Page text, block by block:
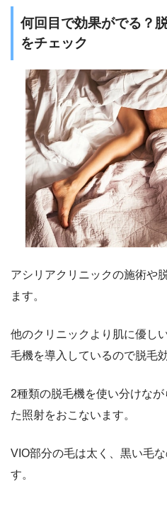
何回目で効果がでる？
をチェック
アシリアクリニックの施術や
ます。
他のクリニックより肌に優し
毛機を導入しているので脱毛
2種類の脱毛機を使い分けな
た照射をおこないます。
VIO部分の毛は太く、黒い毛
す。